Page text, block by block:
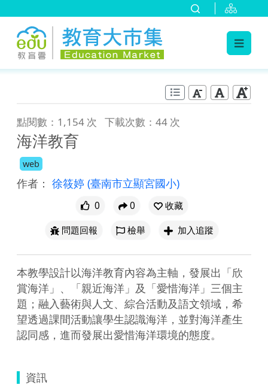
點閱數：1,154 次 下載次數：44 次
海洋教育
web
作者： 徐筱婷 (臺南市立顯宮國小)
0 0
收藏
問題回報
檢舉 加入追蹤
本教學設計以海洋教育內容為主軸，發展出「欣
賞海洋」、「親近海洋」及「愛惜海洋」三個主
題；融入藝術與人文、綜合活動及語文領域，希
望透過課間活動讓學生認識海洋，並對海洋產生
認同感，進而發展出愛惜海洋環境的態度。
資訊